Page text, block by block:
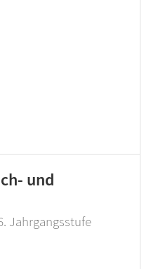
und
Jahrgangsstufe